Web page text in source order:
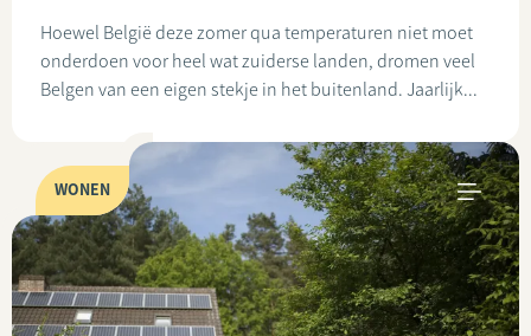
Hoewel België deze zomer qua temperaturen niet moet
onderdoen voor heel wat zuiderse landen, dromen veel
Belgen van een eigen stekje in het buitenland. Jaarlijk...
WONEN